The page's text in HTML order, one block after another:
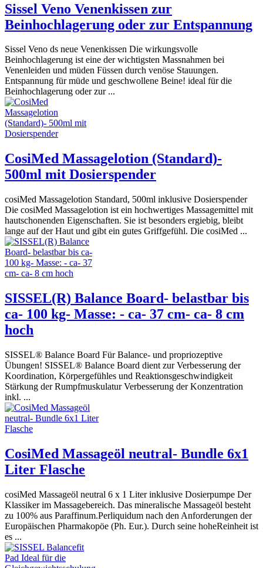
Sissel Veno Venenkissen zur
Beinhochlagerung oder zur Entspannung
Sissel Veno ds neue Venenkissen Die wirkungsvolle
Beinhochlagerung ist eine der wichtigsten Massnahmen bei
Venenleiden und müden Füssen durch venöse Stauungen.
Entspannung für müde und geschwollene Beine! ideal für die
Beinhochlagerung oder zur ...
CosiMed Massagelotion (Standard)-
500ml mit Dosierspender
cosiMed Massagelotion Standard, 500ml inklusive Dosierspender
Die cosiMed Massagelotion ist ein hochwertiges Massagemittel mit
hautschonenden Eigenschaften. Sie ist besonders ergiebig, bleibt
lange auf der Haut und gibt ein gutes Griffgefühl. Die cosiMed ...
SISSEL(R) Balance Board- belastbar bis
ca- 100 kg- Masse: - ca- 37 cm- ca- 8 cm
hoch
SISSEL® Balance Board Für Balance- und propriozeptive
Übungen! SISSEL® Balance Board dient zur Verbesserung der
Koordination, Körpergefühles und Reaktionsgeschwindigkeit
Stärkung der Rumpfmuskulatur Verbesserung der Konzentration
inkl. ...
CosiMed Massageöl neutral- Bundle 6x1
Liter Flasche
cosiMed Massageöl neutral 6 x 1 Liter inklusive Dosierpumpe Der
Klassiker im Massagebereich. Das mineralische Massageöl besteht
zu 100% aus Paraffinum.Perliquidum nach den Anforderungen der
Europäischen Pharmakopöe (Ph. Eur.). Durch seine hoheReinheit ist
es ...